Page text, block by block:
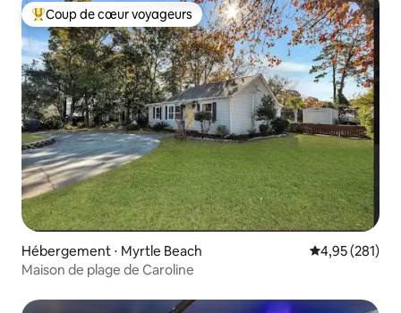
Coups de cœur voyageurs les plus appréciés
Coup de cœur voyageurs
Hébergement ⋅ Myrtle Beach Évaluation
4,95 (281)
Maison de plage de Caroline